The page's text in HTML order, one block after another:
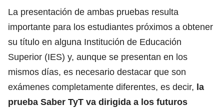
La presentación de ambas pruebas resulta
importante para los estudiantes próximos a obtener
su título en alguna Institución de Educación
Superior (IES) y, aunque se presentan en los
mismos días, es necesario destacar que son
exámenes completamente diferentes, es decir, la
prueba Saber TyT va dirigida a los futuros